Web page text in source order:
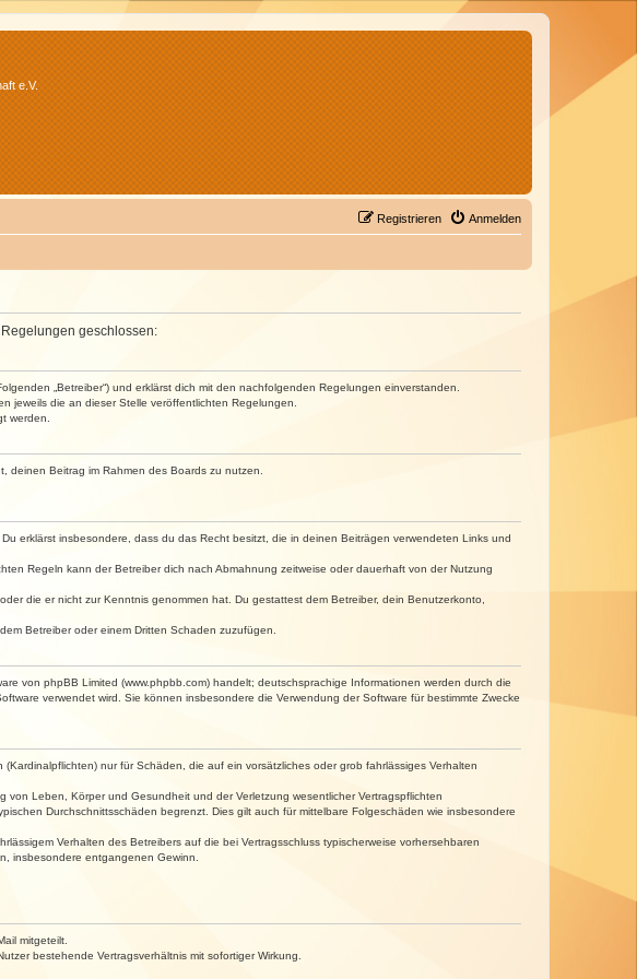
e.V.
Anmelden
Registrieren
Regelungen geschlossen:
„Betreiber“) und erklärst dich mit den nachfolgenden Regelungen einverstanden.
jeweils die an dieser Stelle veröffentlichten Regelungen.
werden.
deinen Beitrag im Rahmen des Boards zu nutzen.
erklärst insbesondere, dass du das Recht besitzt, die in deinen Beiträgen verwendeten Links und
Regeln kann der Betreiber dich nach Abmahnung zeitweise oder dauerhaft von der Nutzung
die er nicht zur Kenntnis genommen hat. Du gestattest dem Betreiber, dein Benutzerkonto,
Betreiber oder einem Dritten Schaden zuzufügen.
von phpBB Limited (www.phpbb.com) handelt; deutschsprachige Informationen werden durch die
verwendet wird. Sie können insbesondere die Verwendung der Software für bestimmte Zwecke
nur für Schäden, die auf ein vorsätzliches oder grob fahrlässiges Verhalten
Leben, Körper und Gesundheit und der Verletzung wesentlicher Vertragspflichten
Durchschnittsschäden begrenzt. Dies gilt auch für mittelbare Folgeschäden wie insbesondere
Verhalten des Betreibers auf die bei Vertragsschluss typischerweise vorhersehbaren
insbesondere entgangenen Gewinn.
mitgeteilt.
bestehende Vertragsverhältnis mit sofortiger Wirkung.